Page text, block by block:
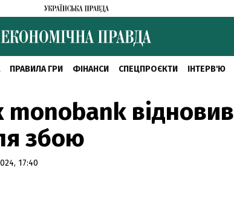
ПРАВИЛА ГРИ ФІНАНСИ СПЕЦПРОЄКТИ ІНТЕРВ'Ю
monobank відновив
збою
17:40